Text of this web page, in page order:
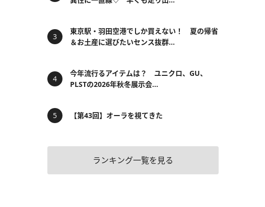
東京駅・羽田空港でしか買えない！ 夏の帰省
＆お土産に選びたいセンス抜群...
今年流行るアイテムは？ ユニクロ、GU、
PLSTの2026年秋冬展示会...
【第43回】オーラを視てきた
ランキング一覧を見る